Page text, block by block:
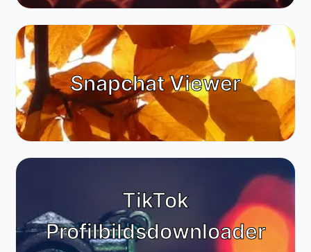
Snapchat Viewer
TikTok
Profilbildsdownloader